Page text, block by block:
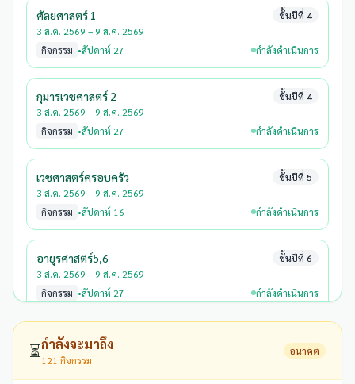
ศัลยศาสตร์ 1
3 ส.ค. 2569 – 9 ส.ค. 2569
ชั้นปีที่ 4
กิจกรรม •สัปดาห์ 27 กำลังดำเนินการ
กุมารเวชศาสตร์ 2
3 ส.ค. 2569 – 9 ส.ค. 2569
ชั้นปีที่ 4
กิจกรรม •สัปดาห์ 27 กำลังดำเนินการ
เวชศาสตร์ครอบครัว
3 ส.ค. 2569 – 9 ส.ค. 2569
ชั้นปีที่ 5
กิจกรรม •สัปดาห์ 16 กำลังดำเนินการ
อายุรศาสตร์5,6
3 ส.ค. 2569 – 9 ส.ค. 2569
ชั้นปีที่ 6
กิจกรรม •สัปดาห์ 27 กำลังดำเนินการ
⏳กำลังจะมาถึง
121 กิจกรรม
อนาคต